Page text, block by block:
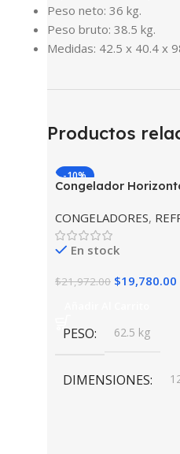
Peso neto: 36 kg.
Peso bruto: 38.5 kg.
Medidas: 42.5 x 40.4 x
Productos
-10%
Congelador
CONGELADORES,
En stock
$21,972.00 $19,780.00
PESO 62.5 kg
DIMENSIONES